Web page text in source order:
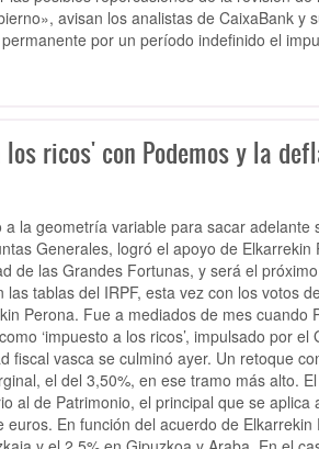
avisan los analistas de CaixaBank y
por un período indefinido el
ricos' con Podemos y la
la geometría variable para sacar adelante
Generales, logró el apoyo de
de las Grandes Fortunas, y será el
tablas del IRPF, esta vez con los votos
Perona. Fue a mediados de mes cuando
‘impuesto a los ricos’, impulsado por
fiscal vasca se culminó ayer. Un retoque
el del 3,50%, en ese tramo más alto.
al de Patrimonio, el principal que se
En función del acuerdo de